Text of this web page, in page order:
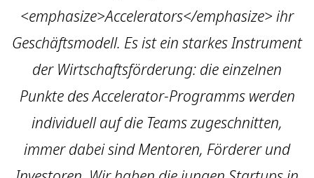
<emphasize>Accelerators</emphasize> ihr
Geschäftsmodell. Es ist ein starkes Instrument
der Wirtschaftsförderung: die einzelnen
Punkte des Accelerator-Programms werden
individuell auf die Teams zugeschnitten,
immer dabei sind Mentoren, Förderer und